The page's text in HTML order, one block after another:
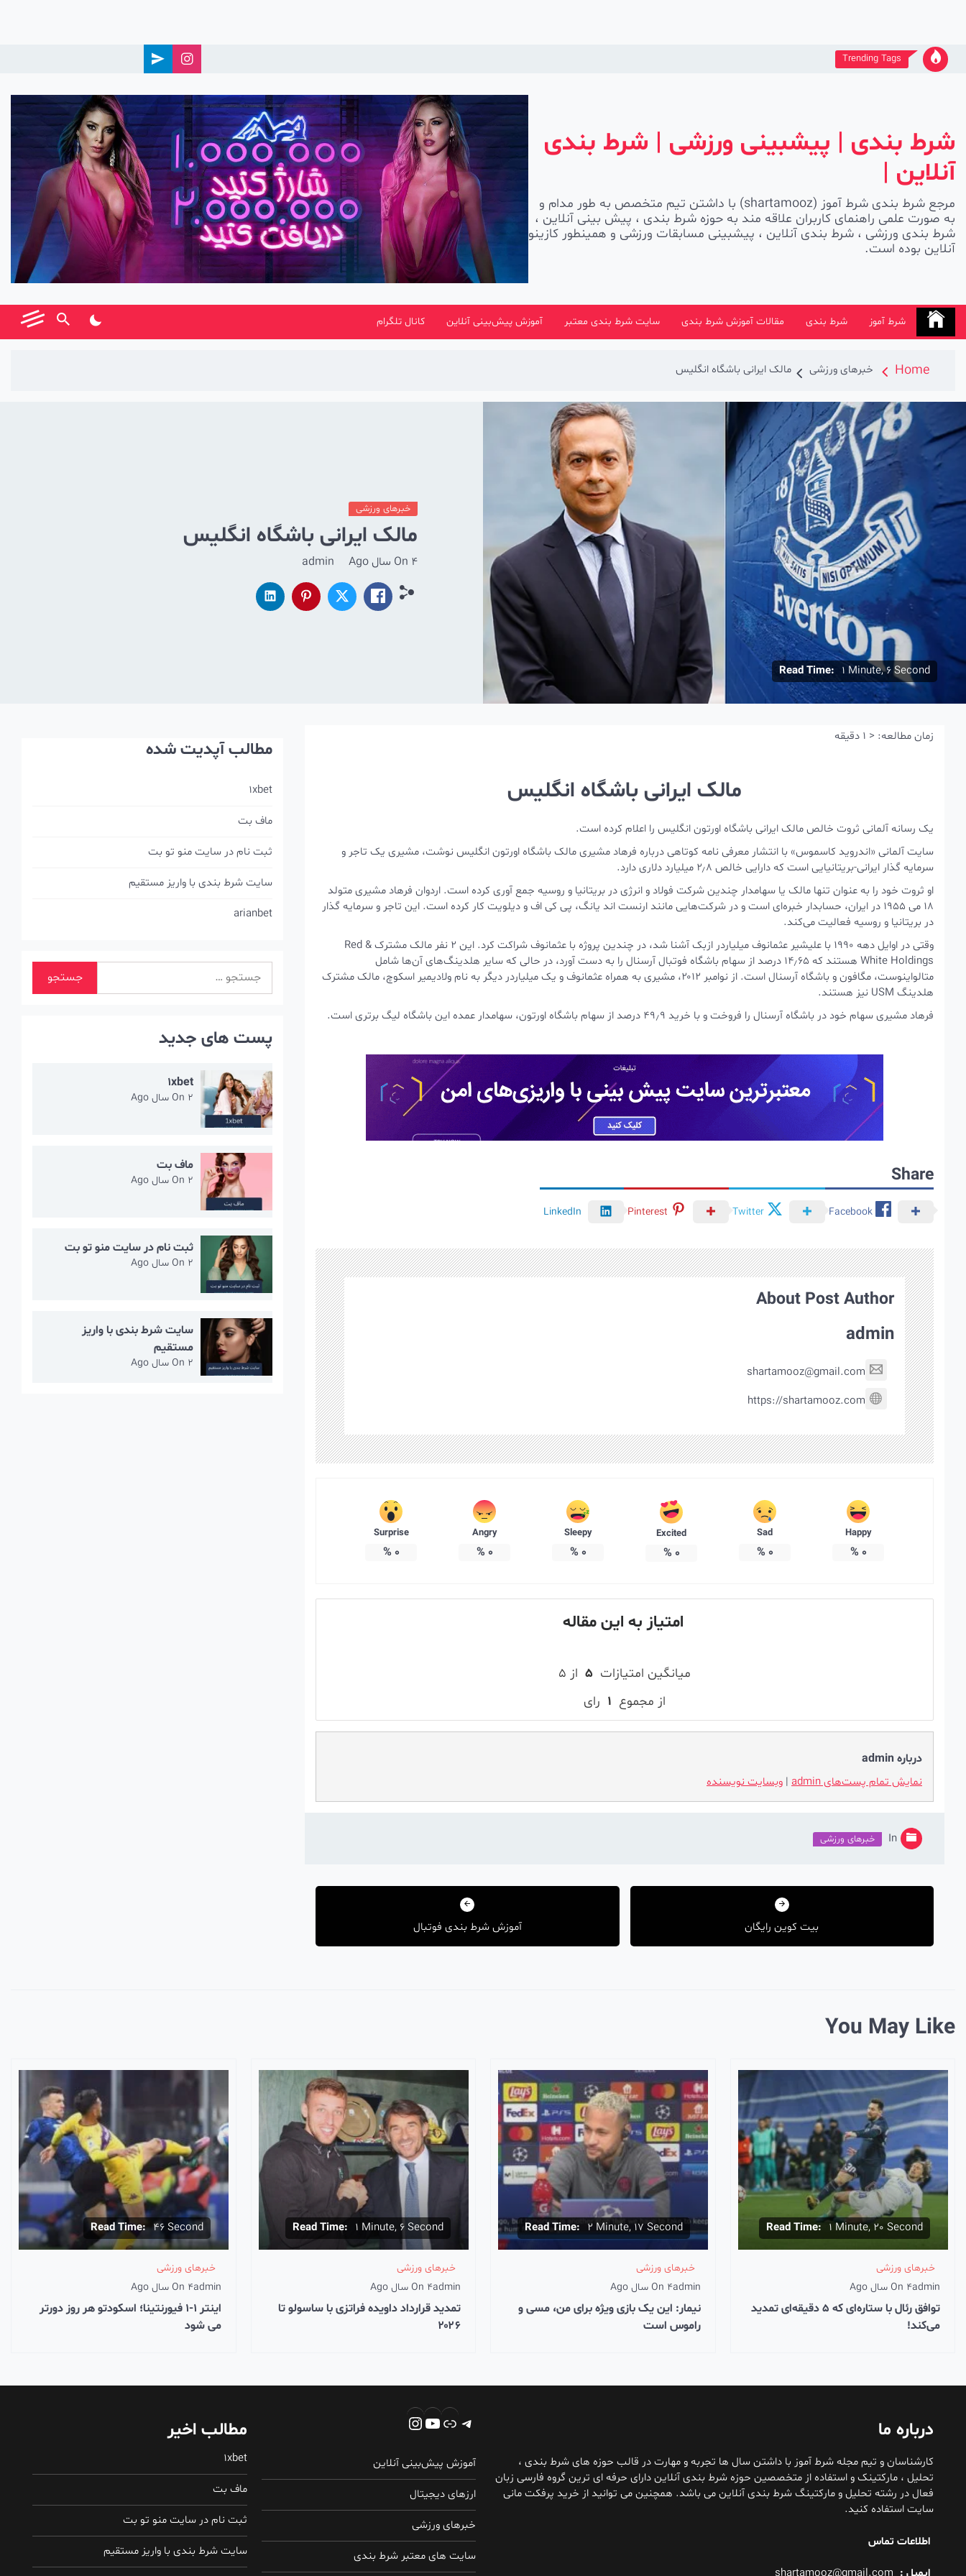
Trending Tags
شرط بندی | پیشبینی ورزشی | شرط بندی
آنلاین |
مرجع شرط بندی شرط آموز (shartamooz) با داشتن تیم متخصص به طور مدام و
به صورت علمی راهنمای کاربران علاقه مند به حوزه شرط بندی ، پیش بینی آنلاین ،
شرط بندی ورزشی ، شرط بندی آنلاین ، پیشبینی مسابقات ورزشی و همینطور کازینو
آنلاین بوده است.
شرط آموز شرط بندی مقالات آموزش شرط بندی سایت شرط بندی معتبر آموزش پیش‌بینی آنلاین کانال تلگرام
Home خبرهای ورزشی مالک ایرانی باشگاه انگلیس
Read Time: 1 Minute, 6 Second
خبرهای ورزشی
مالک ایرانی باشگاه انگلیس
On 4 سال Ago admin
زمان مطالعه: < 1 دقیقه
مالک ایرانی باشگاه انگلیس
یک رسانه آلمانی ثروت خالص مالک ایرانی باشگاه اورتون انگلیس را اعلام کرده است.
سایت آلمانی «اندروید کاسموس» با انتشار معرفی نامه کوتاهی درباره فرهاد مشیری مالک باشگاه اورتون انگلیس نوشت، مشیری یک تاجر و
سرمایه گذار ایرانی-بریتانیایی است که دارایی خالص ۲٫۸ میلیارد دلاری دارد.
او ثروت خود را به عنوان تنها مالک یا سهامدار چندین شرکت فولاد و انرژی در بریتانیا و روسیه جمع آوری کرده است. اردوان فرهاد مشیری متولد
۱۸ می ۱۹۵۵ در ایران، حسابدار خبره‌ای است و در شرکت‌هایی مانند ارنست اند یانگ، پی کی اف و دیلویت کار کرده است. این تاجر و سرمایه گذار
در بریتانیا و روسیه فعالیت می‌کند.
وقتی در اوایل دهه ۱۹۹۰ با علیشیر عثمانوف میلیاردر ازبک آشنا شد، در چندین پروژه با عثمانوف شراکت کرد. این ۲ نفر مالک مشترک Red &
White Holdings هستند که ۱۴٫۶۵ درصد از سهام باشگاه فوتبال آرسنال را به دست آورد، در حالی که سایر هلدینگ‌های آن‌ها شامل
متالواینوست، مگافون و باشگاه آرسنال است. از نوامبر ۲۰۱۲، مشیری به همراه عثمانوف و یک میلیاردر دیگر به نام ولادیمیر اسکوچ، مالک مشترک
هلدینگ USM نیز هستند.
فرهاد مشیری سهام خود در باشگاه آرسنال را فروخت و با خرید ۴۹٫۹ درصد از سهام باشگاه اورتون، سهامدار عمده این باشگاه لیگ برتری است.
Share
Facebook
Twitter
Pinterest
LinkedIn
About Post Author
admin
shartamooz@gmail.com
https://shartamooz.com
Happy
0
%
Sad
0
%
Excited
0
%
Sleepy
0
%
Angry
0
%
Surprise
0
%
امتیاز به این مقاله
میانگین امتیازات ۵ از ۵
از مجموع ۱ رای
درباره admin
نمایش تمام پست‌های admin | وبسایت نویسنده
In خبرهای ورزشی
راهبری
بیت کوین رایگان آموزش شرط بندی فوتبال
مطالب آپدیت شده
1xbet
ماف بت
ثبت نام در سایت منو تو بت
سایت شرط بندی با واریز مستقیم
arianbet
برای:
پست های جدید
1xbet
On 2 سال Ago
ماف بت
On 2 سال Ago
ثبت نام در سایت منو تو بت
On 2 سال Ago
سایت شرط بندی با واریز
مستقیم
On 2 سال Ago
You May Like
Read Time: 1 Minute, 20 Second
خبرهای ورزشی
admin
On 4 سال Ago
توافق رئال با ستاره‌ای که ۵ دقیقه‌ای تمدید
می‌کند!
Read Time: 2 Minute, 17 Second
خبرهای ورزشی
admin
On 4 سال Ago
نیمار: این یک بازی ویژه برای من، مسی و
راموس است
Read Time: 1 Minute, 6 Second
خبرهای ورزشی
admin
On 4 سال Ago
تمدید قرارداد داویده فراتزی با ساسولو تا
۲۰۲۶
Read Time: 46 Second
خبرهای ورزشی
admin
On 4 سال Ago
اینتر 1-1 فیورنتینا؛ اسکودتو هر روز دورتر
می شود
درباره ما
کارشناسان و تیم مجله شرط آموز با داشتن سال ها تجربه و مهارت در قالب حوزه های شرط بندی ،
تحلیل ، مارکتینک و استفاده از متخصصین حوزه شرط بندی آنلاین دارای حرفه ای ترین گروه فارسی زبان
فعال در رشته تحلیل و مارکتینگ شرط بندی آنلاین می باشد. همچنین می توانید از خرید پرفکت مانی
سایت استفاده کنید.
اطلاعات تماس
تلگرام
پیوندیوتیوب
آموزش پیش‌بینی آنلاین
ارزهای دیجیتال
خبرهای ورزشی
سایت های معتبر شرط بندی
مطالب اخیر
1xbet
ماف بت
ثبت نام در سایت منو تو بت
سایت شرط بندی با واریز مستقیم